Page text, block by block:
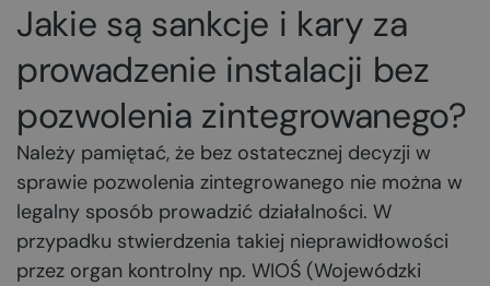
Jakie są sankcje i kary za
prowadzenie instalacji bez
pozwolenia zintegrowanego?
Należy pamiętać, że bez ostatecznej decyzji w
sprawie pozwolenia zintegrowanego nie można w
legalny sposób prowadzić działalności. W
przypadku stwierdzenia takiej nieprawidłowości
przez organ kontrolny np. WIOŚ (Wojewódzki